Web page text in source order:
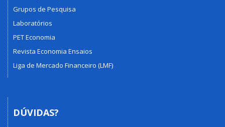
Grupos de Pesquisa
Laboratórios
PET Economia
Revista Economia Ensaios
Liga de Mercado Financeiro (LMF)
DÚVIDAS?